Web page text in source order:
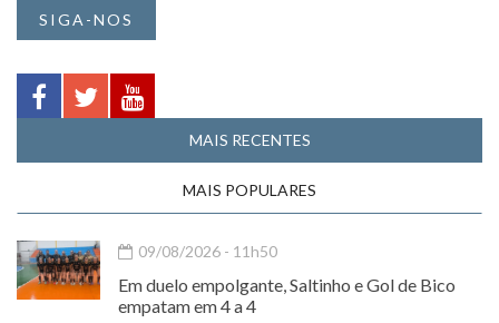
SIGA-NOS
MAIS RECENTES
MAIS POPULARES
09/08/2026 - 11h50
Em duelo empolgante, Saltinho e Gol de Bico
empatam em 4 a 4